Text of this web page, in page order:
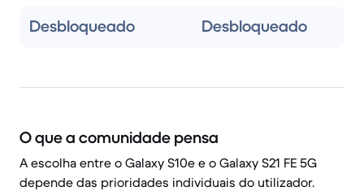
Desbloqueado Desbloqueado
O que a comunidade pensa
A escolha entre o Galaxy S10e e o Galaxy S21 FE 5G
depende das prioridades individuais do utilizador.